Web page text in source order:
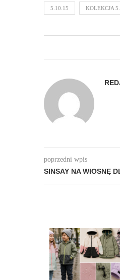
5.10.15 KOLEKCJA
poprzedni wpis
SINSAY NA WIOSNĘ